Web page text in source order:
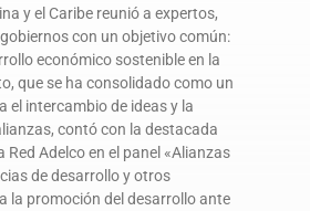
y el Caribe reunió a expertos,
con un objetivo común:
económico sostenible en la
que se ha consolidado como un
el intercambio de ideas y la
contó con la destacada
Red Adelco en el panel «Alianzas
de desarrollo y otros
la promoción del desarrollo ante